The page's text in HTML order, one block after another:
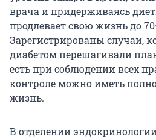
врача и придерживаясь
продлевает свою жизнь до
Зарегистрированы случаи,
диабетом перешагивали
есть при соблюдении всех
контроле можно иметь
жизнь.
В отделении